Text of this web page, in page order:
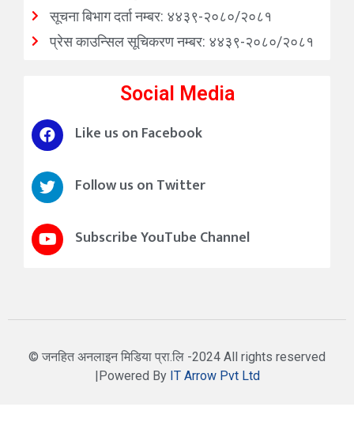
सूचना बिभाग दर्ता नम्बर: ४४३९-२०८०/२०८१
प्रेस काउन्सिल सूचिकरण नम्बर: ४४३९-२०८०/२०८१
Social Media
Like us on Facebook
Follow us on Twitter
Subscribe YouTube Channel
© जनहित अनलाइन मिडिया प्रा.लि -2024 All rights reserved
|Powered By IT Arrow Pvt Ltd